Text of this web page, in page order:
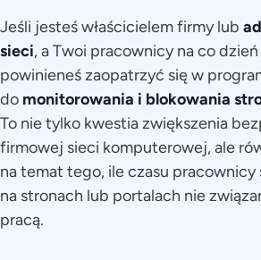
Jeśli jesteś właścicielem firmy lub
sieci, a Twoi pracownicy na co
powinieneś zaopatrzyć się w
do monitorowania i blokowania
To nie tylko kwestia zwiększenia
firmowej sieci komputerowej, ale
na temat tego, ile czasu pracownicy
na stronach lub portalach nie
pracą.